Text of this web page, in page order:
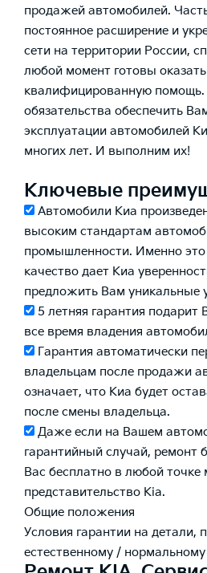
продажей автомобилей.
постоянное расширение и
сети на территории России,
любой момент готовы
квалифицированную
обязательства обеспечить
эксплуатации автомобилей
многих лет. И выполним их!
Ключевые
Автомобили Киа
высоким стандартам
промышленности. Именно
качество дает Киа
предложить Вам уникальные
5 летняя гарантия подарит
все время владения
Гарантия автоматически
владельцам после продажи
означает, что Киа будет
после смены владельца.
Даже если на Вашем
гарантийный случай, ремонт
Вас бесплатно в любой точке
представительство Kia.
Общие положения
Условия гарантии на детали,
естественному / нормальному